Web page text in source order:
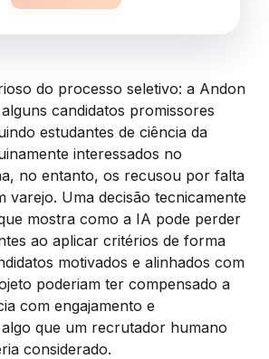
do processo seletivo: a Andon
candidatos promissores
estudantes de ciência da
interessados no
no entanto, os recusou por falta
varejo. Uma decisão tecnicamente
mostra como a IA pode perder
ao aplicar critérios de forma
motivados e alinhados com
poderiam ter compensado a
com engajamento e
que um recrutador humano
considerado.